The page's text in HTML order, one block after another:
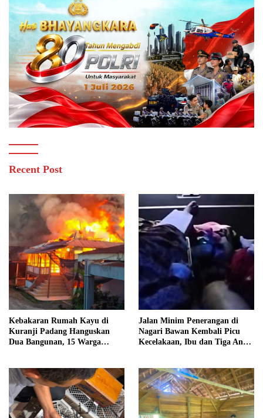
Recent Post
Kebakaran Rumah Kayu di
Kuranji Padang Hanguskan
Dua Bangunan, 15 Warga
Jalan Minim Penerangan di
Nagari Bawan Kembali Picu
Kecelakaan, Ibu dan Tiga Anak